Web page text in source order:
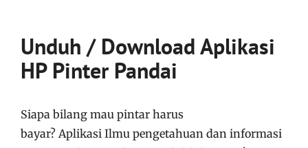
Unduh / Download Aplikasi
HP Pinter Pandai
Siapa bilang mau pintar harus
bayar? Aplikasi Ilmu pengetahuan dan informasi